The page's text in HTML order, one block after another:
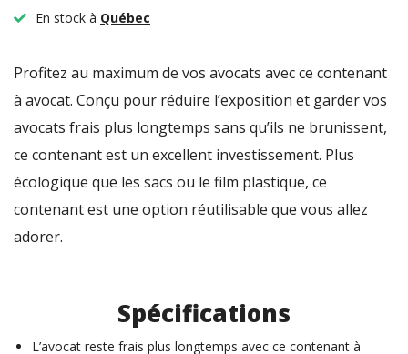
En stock à Québec
Profitez au maximum de vos avocats avec ce contenant
à avocat. Conçu pour réduire l’exposition et garder vos
avocats frais plus longtemps sans qu’ils ne brunissent,
ce contenant est un excellent investissement. Plus
écologique que les sacs ou le film plastique, ce
contenant est une option réutilisable que vous allez
adorer.
Spécifications
L’avocat reste frais plus longtemps avec ce contenant à